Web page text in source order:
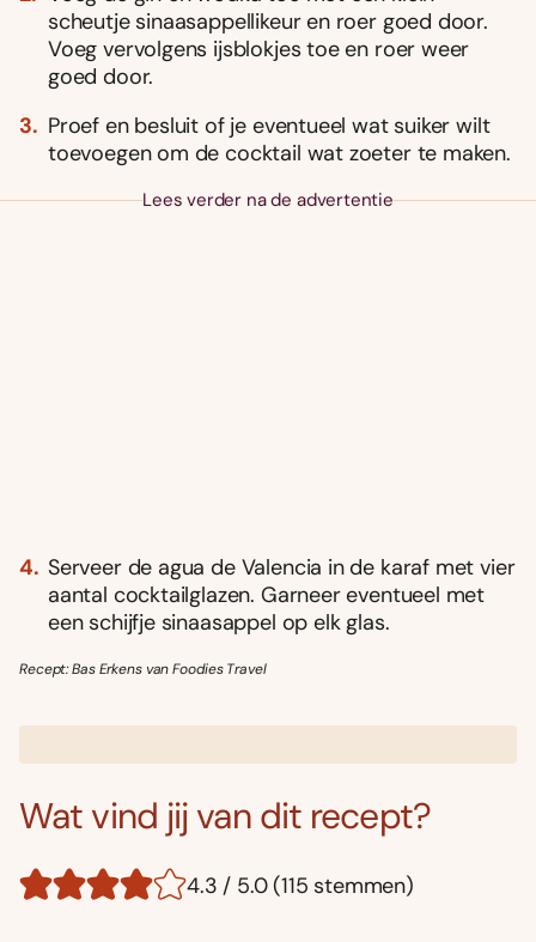
scheutje sinaasappellikeur en roer goed door.
Voeg vervolgens ijsblokjes toe en roer weer
goed door.
Proef en besluit of je eventueel wat suiker wilt
toevoegen om de cocktail wat zoeter te maken.
Lees verder na de advertentie
Serveer de agua de Valencia in de karaf met vier
aantal cocktailglazen. Garneer eventueel met
een schijfje sinaasappel op elk glas.
Recept: Bas Erkens van Foodies Travel
Wat vind jij van dit recept?
4.3 / 5.0 (115 stemmen)